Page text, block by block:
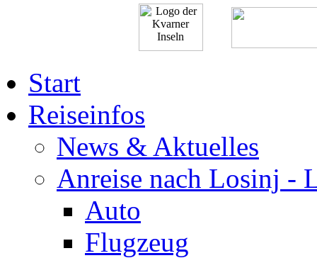
Start
Reiseinfos
News & Aktuelles
Anreise nach Losinj -
Auto
Flugzeug